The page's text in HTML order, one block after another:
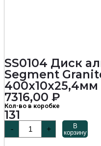
SS0104 Диск
Segment
400х10х25,4мм
7316,00 ₽
Кол-во в коробке
131
-
товара
SS0104
+
В
корзину